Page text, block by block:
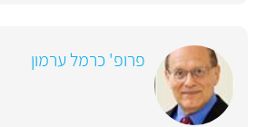
פרופ' כרמל ערמון